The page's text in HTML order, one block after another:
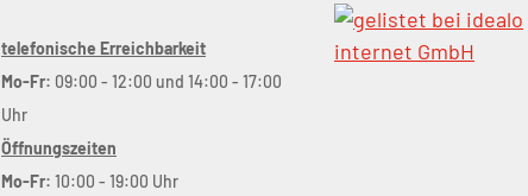
telefonische Erreichbarkeit
Mo-Fr: 09:00 - 12:00 und 14:00 - 17:00
Uhr
Öffnungszeiten
Mo-Fr: 10:00 - 19:00 Uhr